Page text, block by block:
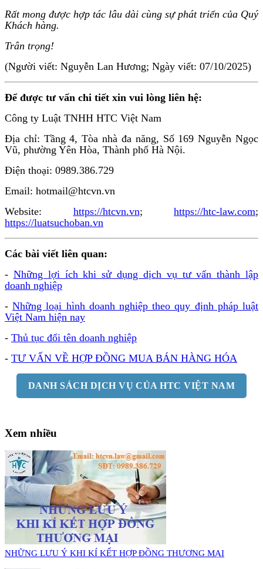
Rất mong được hợp tác lâu dài cùng sự phát triển của Quý
Khách hàng.
Trân trọng!
(Người viết: Nguyễn Lan Hương; Ngày viết: 07/10/2025)
Để được tư vấn chi tiết xin vui lòng liên hệ:
Công ty Luật TNHH HTC Việt Nam
Địa chỉ: Tầng 4, Tòa nhà đa năng, Số 169 Nguyễn Ngọc
Vũ, phường Yên Hòa, Thành phố Hà Nội.
Điện thoại: 0989.386.729
Email: hotmail@htcvn.vn
Website: https://htcvn.vn; https://htc-law.com;
https://luatsuchoban.vn
Các bài viết liên quan:
- Những lợi ích khi sử dụng dịch vụ tư vấn thành lập
doanh nghiệp
-Những loại hình doanh nghiệp theo quy định pháp luật
Việt Nam hiện nay
- Thủ tục đổi tên doanh nghiệp
- TƯ VẤN VỀ HỢP ĐỒNG MUA BÁN HÀNG HÓA
DANH SÁCH DỊCH VỤ CỦA HTC VIỆT NAM
Xem nhiều
NHỮNG LƯU Ý KHI KÍ KẾT HỢP ĐỒNG THƯƠNG MẠI